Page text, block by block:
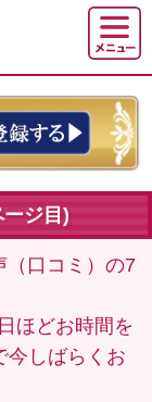
ジ目)
（口コミ）の7
ほどお時間を
今しばらくお